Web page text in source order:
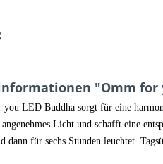
"Omm for
LED Buddha sorgt für eine
Licht und schafft eine
dann für sechs Stunden leuchtet.